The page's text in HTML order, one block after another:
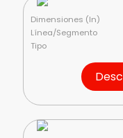
Dimensiones (In)
Línea/Segmento
Tipo